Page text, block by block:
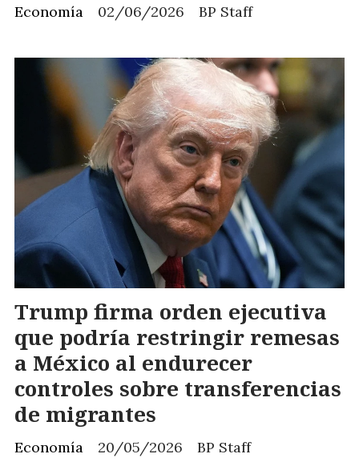
BP Staff
Economía 02/06/2026
Trump firma orden ejecutiva
que podría restringir remesas
a México al endurecer
controles sobre transferencias
de migrantes
BP Staff
Economía 20/05/2026